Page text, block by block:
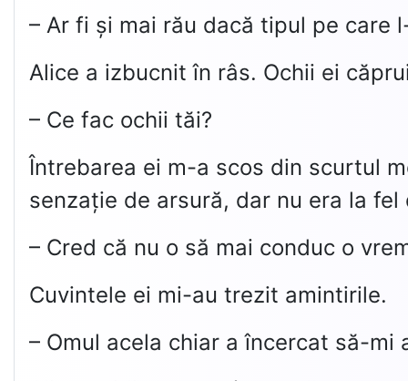
– Ar fi și mai rău dacă tipul pe care
Alice a izbucnit în râs. Ochii ei
– Ce fac ochii tăi?
Întrebarea ei m-a scos din scurtul
senzație de arsură, dar nu era la
– Cred că nu o să mai conduc o
Cuvintele ei mi-au trezit amintirile.
– Omul acela chiar a încercat să-mi